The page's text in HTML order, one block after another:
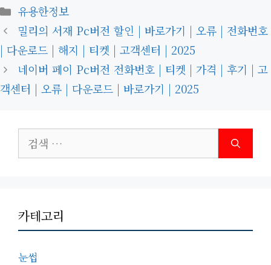
카
테
고
리
유용한정보
밀리의 서재 Pc버전 할인 | 바로가기 | 오류 | 전화번호
| 다운로드 | 해지 | 티켓 | 고객센터 | 2025
네이버 페이 Pc버전 전화번호 | 티켓 | 가격 | 후기 | 고
객센터 | 오류 | 다운로드 | 바로가기 | 2025
색:
카테고리
눈썹